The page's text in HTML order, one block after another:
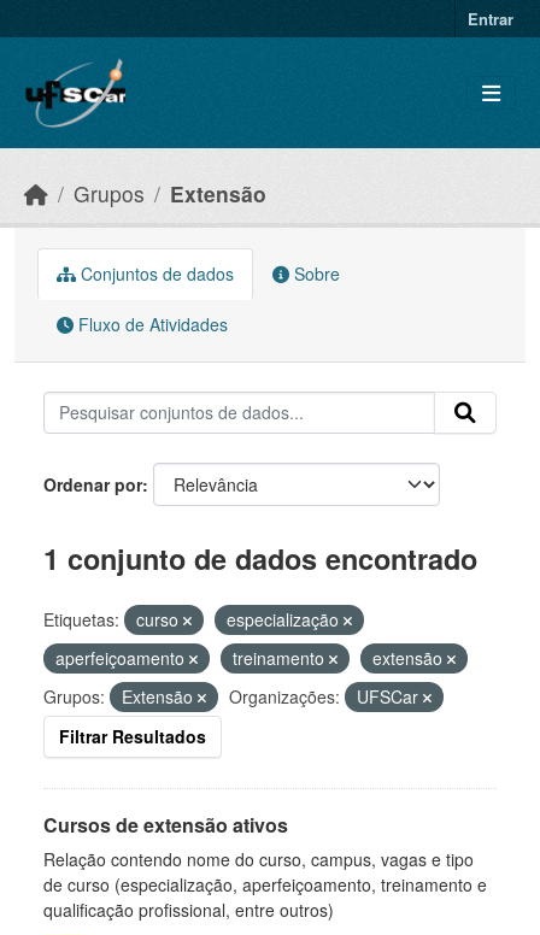
Entrar
Grupos Extensão
Conjuntos de dados Sobre
Fluxo de Atividades
Ordenar por
1 conjunto de dados encontrado
Etiquetas: curso
especialização
aperfeiçoamento
treinamento
extensão
Grupos:
Extensão Organizações:
UFSCar
Filtrar Resultados
Cursos de extensão ativos
Relação contendo nome do curso, campus, vagas e tipo
de curso (especialização, aperfeiçoamento, treinamento e
qualificação profissional, entre outros)